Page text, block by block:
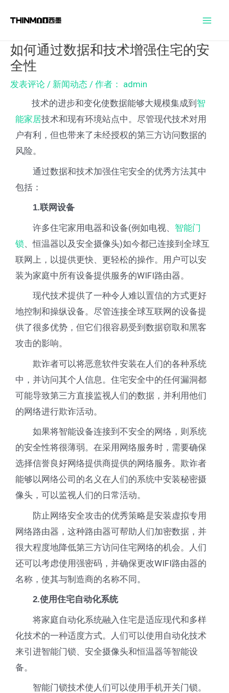
如何通过数据和技术增强住宅的安
全性
发表评论 / 新闻动态 / 作者： admin
技术的进步和变化使数据能够大规模集成到 智
能家居技术和现有环境站点中。尽管现代技术对用
户有利，但也带来了未经授权的第三方访问数据的
风险。
通过数据和技术加强住宅安全的优秀方法其中
包括：
1.联网设备
许多住宅家用电器和设备(例如电视、 智能门
锁、恒温器以及安全摄像头)如今都已连接到全球互
联网上，以提供更快、更轻松的操作。用户可以安
装为家庭中所有设备提供服务的WIFI路由器。
现代技术提供了一种令人难以置信的方式更好
地控制和操纵设备。尽管连接全球互联网的设备提
供了很多优势，但它们很容易受到数据窃取和黑客
攻击的影响。
欺诈者可以将恶意软件安装在人们的各种系统
中，并访问其个人信息。住宅安全中的任何漏洞都
可能导致第三方直接监视人们的数据，并利用他们
的网络进行欺诈活动。
如果将智能设备连接到不安全的网络，则系统
的安全性将很薄弱。在采用网络服务时，需要确保
选择信誉良好网络提供商提供的网络服务。欺诈者
能够以网络公司的名义在人们的系统中安装秘密摄
像头，可以监视人们的日常活动。
防止网络安全攻击的优秀策略是安装虚拟专用
网络路由器，这种路由器可帮助人们加密数据，并
很大程度地降低第三方访问住宅网络的机会。人们
还可以考虑使用强密码，并确保更改WIFI路由器的
名称，使其与制造商的名称不同。
2.使用住宅自动化系统
将家庭自动化系统融入住宅是适应现代和多样
化技术的一种适度方式。人们可以使用自动化技术
来引进智能门锁、安全摄像头和恒温器等智能设
备。
智能门锁技术使人们可以使用手机开关门锁。
navigation